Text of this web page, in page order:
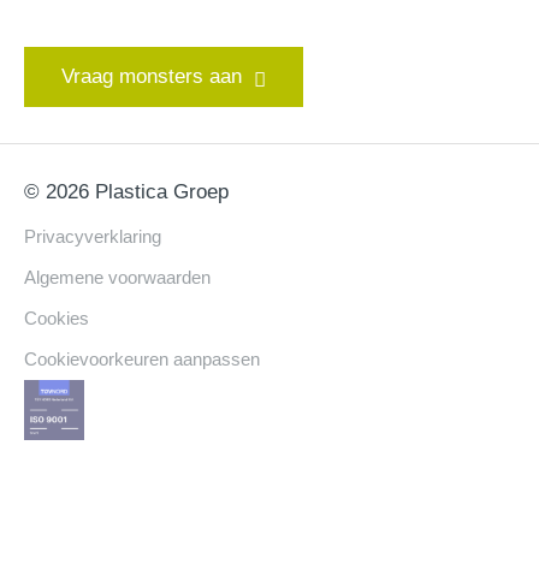
Vraag monsters aan
© 2026 Plastica Groep
Privacyverklaring
Algemene voorwaarden
Cookies
Cookievoorkeuren aanpassen